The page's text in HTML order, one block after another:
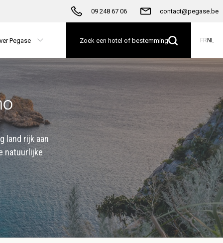
09 248 67 06 contact@pegase.be
Pegase Zoek een hotel of bestemming FR NL
land rijk aan
natuurlijke